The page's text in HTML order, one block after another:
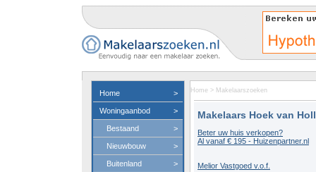
Home >
Woningaanbod >
Bestaand >
Nieuwbouw >
Buitenland >
Home > Makelaarszoeken
Makelaars Hoek van
Beter uw huis verkopen?
Al vanaf € 195 - Huizenpartner.nl
Melior Vastgoed v.o.f.